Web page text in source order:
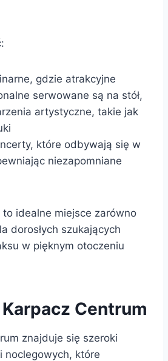
gdzie atrakcyjne
serwowane są na stół,
artystyczne, takie jak
które odbywają się w
niezapomniane
to idealne miejsce zarówno
dorosłych szukających
w pięknym otoczeniu
Centrum
znajduje się szeroki
noclegowych, które